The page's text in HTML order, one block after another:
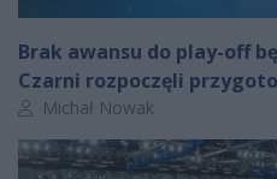
Brak awansu do play-off
Czarni rozpoczęli
Autor artykułu:
Michał Nowak